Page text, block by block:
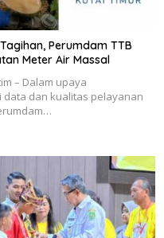
Perumdam TTB
Meter Air Massal
– Dalam upaya
dan kualitas pelayanan